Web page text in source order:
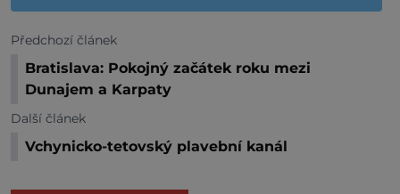
Předchozí článek
Bratislava: Pokojný začátek roku mezi
Dunajem a Karpaty
Další článek
Vchynicko-tetovský plavební kanál